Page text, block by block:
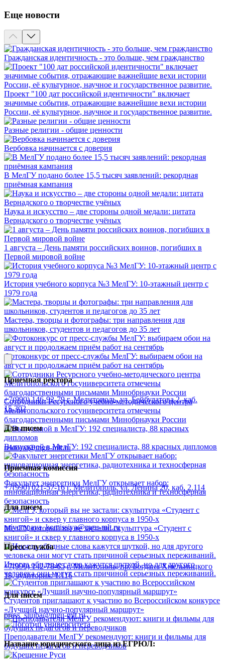
Еще новости
Гражданская идентичность - это больше, чем гражданство
Проект "100 дат российской идентичности" включает
значимые события, отражающие важнейшие вехи истории
России, её культурное, научное и государственное развитие.
Разные религии - общие ценности
Вербовка начинается с доверия
В МелГУ подано более 15,5 тысяч заявлений: рекордная
приёмная кампания
Наука и искусство – две стороны одной медали: цитата
Вернадского о творчестве учёных
1 августа – День памяти российских воинов, погибших в
Первой мировой войне
История учебного корпуса №3 МелГУ: 10-этажный центр с
1979 года
Мастера, творцы и фотографы: три направления для
школьников, студентов и педагогов до 35 лет
Фотоконкурс от пресс-службы МелГУ: выбираем обои на
август и продолжаем приём работ на сентябрь
Сотрудники Ресурсного учебно-методического центра
Мелитопольского госуниверситета отмечены
благодарственными письмами Минобрнауки России
Выпускной в МелГУ: 192 специалиста, 88 красных дипломов
Факультет энергетики МелГУ открывает набор:
инновационная энергетика, радиотехника и техносферная
безопасность
МелГУ, который вы не застали: скульптура «Студент с
книгой» и сквер у главного корпуса в 1950-х
Иногда обидные слова кажутся шуткой, но для другого
человека они могут стать причиной серьезных переживаний.
Студентов приглашают к участию во Всероссийском конкурсе
«Лучший научно-популярный маршрут»
Преподаватели МелГУ рекомендуют: книги и фильмы для
будущих педагогов и переводчиков
Приемная ректора
+7(990) 146-92-79 г. Мелитополь, ул. Бейбулатова 2, каб.
15.302
Для писем
rektorat@mgu-mlt.ru
Приемная комиссия
+7(990) 021-57-16 г. Мелитополь, ул. Ленина 20, каб. 2.114
Для писем
priyomnaya_komissiya@mgu-mlt.ru
Пресс-служба
+7(990) 142-78-65 г. Мелитополь, пр. Богдана Хмельницкого
18, аудитория: 1.116
Для писем
press_slujba@mgu-mlt.ru
Название юридического лица из ЕГРЮЛ: